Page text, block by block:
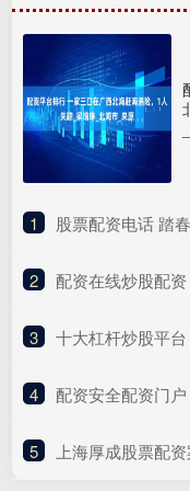
1 股票配资电话 踏春而行 向山而
2 配资在线炒股配资 超3650万
3 十大杠杆炒股平台
4 配资安全配资门户 乌克兰军工业“家底”曝光：计划
5 上海厚成股票配资案